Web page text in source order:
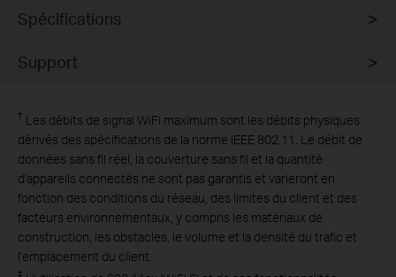
Spécifications
Support
† Les débits de signal WiFi maximum sont les débits physiques
dérivés des spécifications de la norme IEEE 802.11. Le débit de
données sans fil réel, la couverture sans fil et la quantité
d'appareils connectés ne sont pas garantis et varieront en
fonction des conditions du réseau, des limites du client et des
facteurs environnementaux, y compris les matériaux de
construction, les obstacles, le volume et la densité du trafic et
l'emplacement du client.
‡